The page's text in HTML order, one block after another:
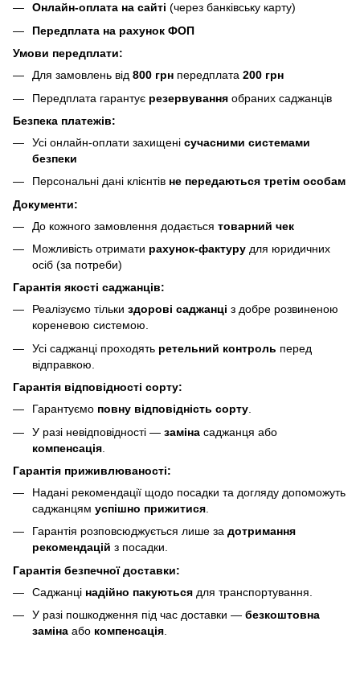
Онлайн-оплата на сайті (через банківську карту)
Передплата на рахунок ФОП
Умови передплати:
Для замовлень від 800 грн передплата 200 грн
Передплата гарантує резервування обраних саджанців
Безпека платежів:
Усі онлайн-оплати захищені сучасними системами
безпеки
Персональні дані клієнтів не передаються третім особам
Документи:
До кожного замовлення додається товарний чек
Можливість отримати рахунок-фактуру для юридичних
осіб (за потреби)
Гарантія якості саджанців:
Реалізуємо тільки здорові саджанці з добре розвиненою
кореневою системою.
Усі саджанці проходять ретельний контроль перед
відправкою.
Гарантія відповідності сорту:
Гарантуємо повну відповідність сорту.
У разі невідповідності — заміна саджанця або
компенсація
Гарантія приживлюваності:
Надані рекомендації щодо посадки та догляду допоможуть
саджанцям успішно прижитися
Гарантія розповсюджується лише за дотримання
рекомендацій з посадки.
Гарантія безпечної доставки:
Саджанці надійно пакуються для транспортування.
У разі пошкодження під час доставки — безкоштовна
заміна або компенсація